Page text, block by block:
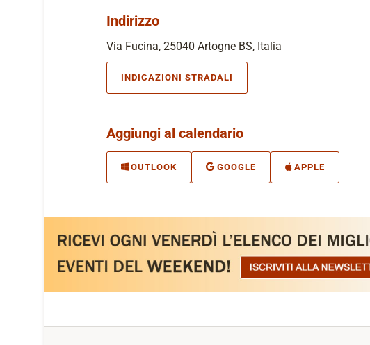
Indirizzo
Via Fucina, 25040 Artogne BS, Italia
INDICAZIONI STRADALI
Aggiungi al calendario
OUTLOOK GOOGLE APPLE